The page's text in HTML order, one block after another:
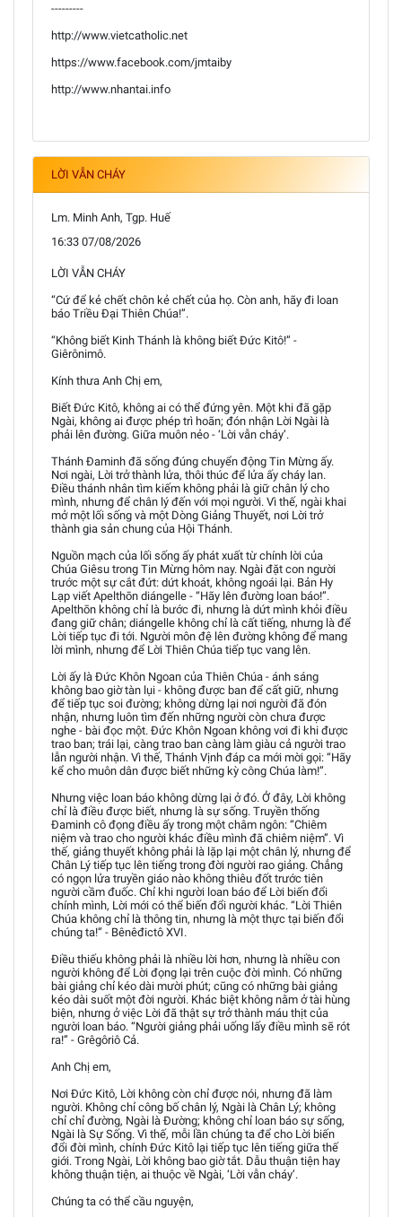
---------
http://www.vietcatholic.net
https://www.facebook.com/jmtaiby
http://www.nhantai.info
LỜI VẪN CHÁY
Lm. Minh Anh, Tgp. Huế
16:33 07/08/2026
LỜI VẪN CHÁY
“Cứ để kẻ chết chôn kẻ chết của họ. Còn anh, hãy đi loan
báo Triều Đại Thiên Chúa!”.
“Không biết Kinh Thánh là không biết Đức Kitô!” -
Giêrônimô.
Kính thưa Anh Chị em,
Biết Đức Kitô, không ai có thể đứng yên. Một khi đã gặp
Ngài, không ai được phép trì hoãn; đón nhận Lời Ngài là
phải lên đường. Giữa muôn nẻo - ‘Lời vẫn cháy’.
Thánh Đaminh đã sống đúng chuyển động Tin Mừng ấy.
Nơi ngài, Lời trở thành lửa, thôi thúc để lửa ấy cháy lan.
Điều thánh nhân tìm kiếm không phải là giữ chân lý cho
mình, nhưng để chân lý đến với mọi người. Vì thế, ngài khai
mở một lối sống và một Dòng Giảng Thuyết, nơi Lời trở
thành gia sản chung của Hội Thánh.
Nguồn mạch của lối sống ấy phát xuất từ chính lời của
Chúa Giêsu trong Tin Mừng hôm nay. Ngài đặt con người
trước một sự cắt đứt: dứt khoát, không ngoái lại. Bản Hy
Lạp viết Apelthōn diángelle - “Hãy lên đường loan báo!”.
Apelthōn không chỉ là bước đi, nhưng là dứt mình khỏi điều
đang giữ chân; diángelle không chỉ là cất tiếng, nhưng là để
Lời tiếp tục đi tới. Người môn đệ lên đường không để mang
lời mình, nhưng để Lời Thiên Chúa tiếp tục vang lên.
Lời ấy là Đức Khôn Ngoan của Thiên Chúa - ánh sáng
không bao giờ tàn lụi - không được ban để cất giữ, nhưng
để tiếp tục soi đường; không dừng lại nơi người đã đón
nhận, nhưng luôn tìm đến những người còn chưa được
nghe - bài đọc một. Đức Khôn Ngoan không vơi đi khi được
trao ban; trái lại, càng trao ban càng làm giàu cả người trao
lẫn người nhận. Vì thế, Thánh Vịnh đáp ca mới mời gọi: “Hãy
kể cho muôn dân được biết những kỳ công Chúa làm!”.
Nhưng việc loan báo không dừng lại ở đó. Ở đây, Lời không
chỉ là điều được biết, nhưng là sự sống. Truyền thống
Đaminh cô đọng điều ấy trong một châm ngôn: “Chiêm
niệm và trao cho người khác điều mình đã chiêm niệm”. Vì
thế, giảng thuyết không phải là lặp lại một chân lý, nhưng để
Chân Lý tiếp tục lên tiếng trong đời người rao giảng. Chẳng
có ngọn lửa truyền giáo nào không thiêu đốt trước tiên
người cầm đuốc. Chỉ khi người loan báo để Lời biến đổi
chính mình, Lời mới có thể biến đổi người khác. “Lời Thiên
Chúa không chỉ là thông tin, nhưng là một thực tại biến đổi
chúng ta!” - Bênêđictô XVI.
Điều thiếu không phải là nhiều lời hơn, nhưng là nhiều con
người không để Lời đọng lại trên cuộc đời mình. Có những
bài giảng chỉ kéo dài mười phút; cũng có những bài giảng
kéo dài suốt một đời người. Khác biệt không nằm ở tài hùng
biện, nhưng ở việc Lời đã thật sự trở thành máu thịt của
người loan báo. “Người giảng phải uống lấy điều mình sẽ rót
ra!” - Grêgôriô Cả.
Anh Chị em,
Nơi Đức Kitô, Lời không còn chỉ được nói, nhưng đã làm
người. Không chỉ công bố chân lý, Ngài là Chân Lý; không
chỉ chỉ đường, Ngài là Đường; không chỉ loan báo sự sống,
Ngài là Sự Sống. Vì thế, mỗi lần chúng ta để cho Lời biến
đổi đời mình, chính Đức Kitô lại tiếp tục lên tiếng giữa thế
giới. Trong Ngài, Lời không bao giờ tắt. Dẫu thuận tiện hay
không thuận tiện, ai thuộc về Ngài, ‘Lời vẫn cháy’.
Chúng ta có thể cầu nguyện,